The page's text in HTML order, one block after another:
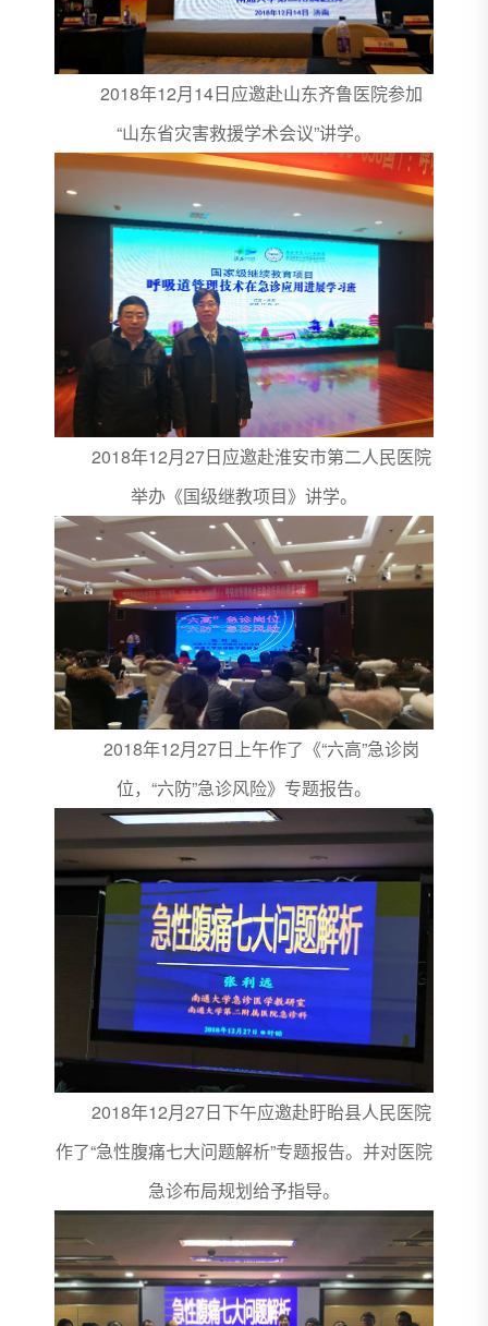
2018年12月14日应邀赴山东齐鲁医院参加
“山东省灾害救援学术会议”讲学。
2018年12月27日应邀赴淮安市第二人民医院
举办《国级继教项目》讲学。
2018年12月27日上午作了《“六高”急诊岗
位，“六防”急诊风险》专题报告。
2018年12月27日下午应邀赴盱眙县人民医院
作了“急性腹痛七大问题解析”专题报告。并对医院
急诊布局规划给予指导。